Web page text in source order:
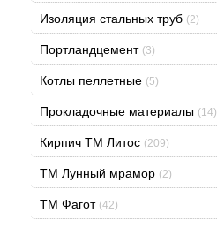
Изоляция стальных труб (2)
Портландцемент (3)
Котлы пеллетные (5)
Прокладочные материалы (14)
Кирпич ТМ Литос (209)
ТМ Лунный мрамор (2)
ТМ Фагот (42)